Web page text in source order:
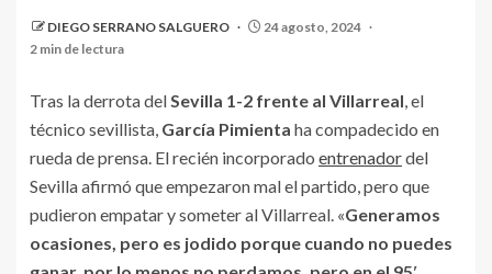
DIEGO SERRANO SALGUERO
24 agosto, 2024
2 min de lectura
postpartido.
Tras la derrota delSevilla 1-2 frente al Villarreal, el
técnico sevillista, García Pimienta ha compadecido en
rueda de prensa. El recién incorporado entrenadordel
Sevilla afirmó que empezaron mal el partido, pero que
pudieron empatar y someter al Villarreal. «Generamos
ocasiones, pero es jodido porque cuando no puedes